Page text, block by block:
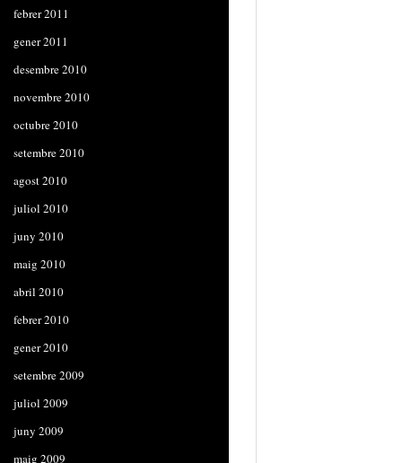
febrer 2011
gener 2011
desembre 2010
novembre 2010
octubre 2010
setembre 2010
agost 2010
juliol 2010
juny 2010
maig 2010
abril 2010
febrer 2010
gener 2010
setembre 2009
juliol 2009
juny 2009
maig 2009